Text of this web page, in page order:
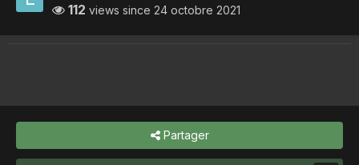
112 views since 24 octobre 2021
Partager